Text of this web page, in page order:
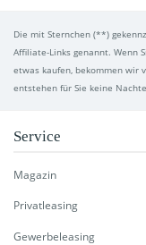
Die mit Sternchen (**)
Affiliate-Links genannt. Wenn
etwas kaufen, bekommen wir
entstehen für Sie keine
Service
Magazin
Privatleasing
Gewerbeleasing